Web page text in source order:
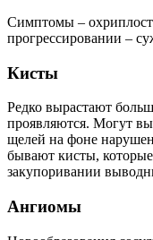
Симптомы –
прогрессировании –
Кисты
Редко вырастают
проявляются. Могут
щелей на фоне
бывают кисты,
закупоривании
Ангиомы